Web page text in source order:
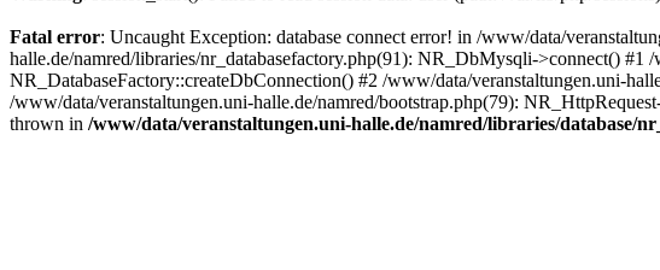
Fatal error: Uncaught Exception: database connect error! in /www/data/
halle.de/namred/libraries/nr_databasefactory.php(91): NR_DbMysqli->connect() #1
NR_DatabaseFactory::createDbConnection() #2 /www/data/veranstaltungen.uni-
/www/data/veranstaltungen.uni-halle.de/namred/bootstrap.php(79):
thrown in /www/data/veranstaltungen.uni-halle.de/namred/libraries/database/